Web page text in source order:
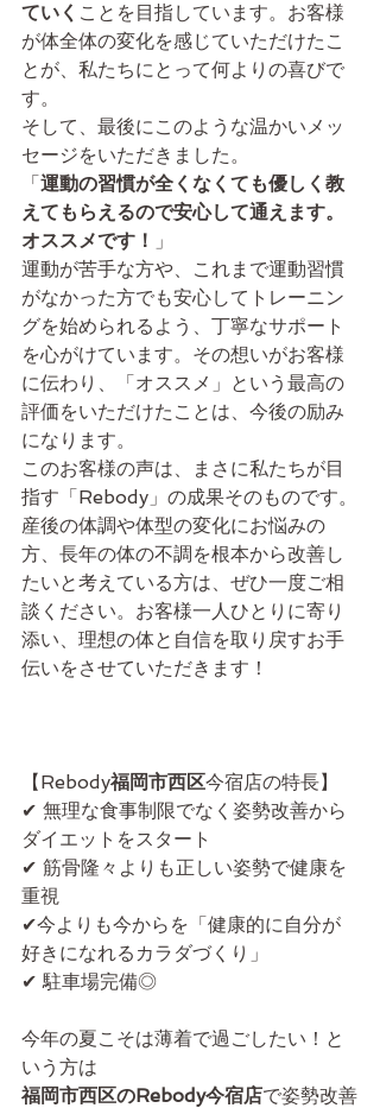
ていく ことを目指しています。お客様
が体全体の変化を感じていただけたこ
とが、私たちにとって何よりの喜びで
す。
そして、最後にこのような温かいメッ
セージをいただきました。
「運動の習慣が全くなくても優しく教
えてもらえるので安心して通えます。
オススメです！
」
運動が苦手な方や、これまで運動習慣
がなかった方でも安心してトレーニン
グを始められるよう、丁寧なサポート
を心がけています。その想いがお客様
に伝わり、「オススメ」という最高の
評価をいただけたことは、今後の励み
になります。
このお客様の声は、まさに私たちが目
指す「Rebody」の成果そのものです。
産後の体調や体型の変化にお悩みの
方、長年の体の不調を根本から改善し
たいと考えている方は、ぜひ一度ご相
談ください。お客様一人ひとりに寄り
添い、理想の体と自信を取り戻すお手
伝いをさせていただきます！
【Rebody福岡市西区今宿店の特長】
✔ 無理な食事制限でなく姿勢改善から
ダイエットをスタート
✔ 筋骨隆々よりも正しい姿勢で健康を
重視
✔今よりも今からを「健康的に自分が
好きになれるカラダづくり」
✔ 駐車場完備◎
今年の夏こそは薄着で過ごしたい！と
いう方は
福岡市西区のRebody今宿店で姿勢改善